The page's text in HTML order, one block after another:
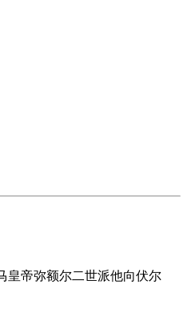
皇帝弥额尔二世派他向伏尔